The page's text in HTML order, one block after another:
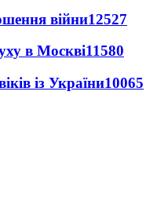
війни12527
в Москві11580
із України10065